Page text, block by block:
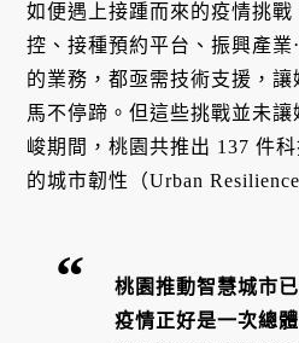
如便遇上接踵而來的疫情挑
控、接種預約平台、振興產
的業務，都亟需技術支援，
馬不停蹄。但這些挑戰並未
峻期間，桃園共推出 137 件
的城市韌性（Urban Resilience
桃園推動智慧城市
疫情正好是一次總